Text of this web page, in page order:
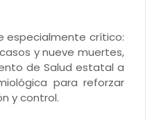
especialmente crítico:
y nueve muertes,
de Salud estatal a
para reforzar
y control.